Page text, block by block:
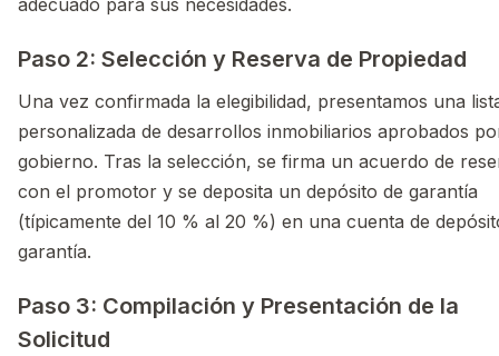
Paso 2: Selección y Reserva de Propiedad
Una vez confirmada la elegibilidad, presentamos una
personalizada de desarrollos inmobiliarios aprobados
gobierno. Tras la selección, se firma un acuerdo de
con el promotor y se deposita un depósito de garantía
(típicamente del 10 % al 20 %) en una cuenta de
garantía.
Paso 3: Compilación y Presentación de la
Solicitud